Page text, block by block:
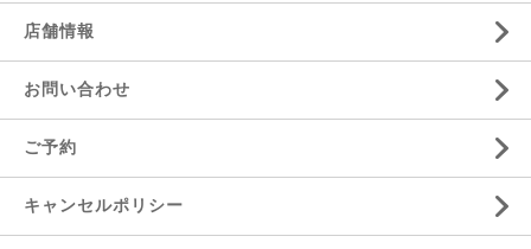
店舗情報
お問い合わせ
ご予約
キャンセルポリシー